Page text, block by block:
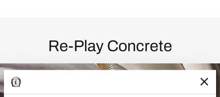
Re-Play Concrete